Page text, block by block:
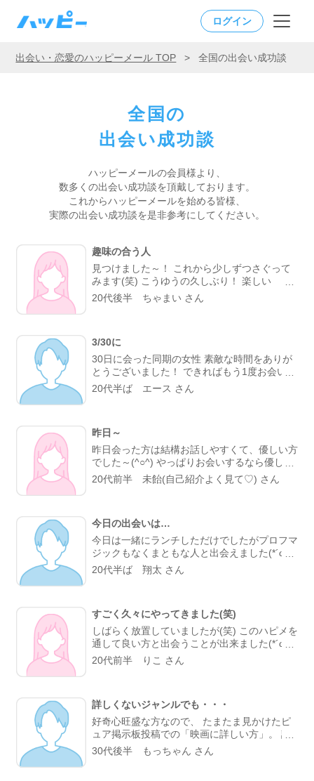
ログイン
出会い・恋愛のハッピーメール TOP > 全国の出会い成功談
全国の
出会い成功談
ハッピーメールの会員様より、
数多くの出会い成功談を頂戴しております。
これからハッピーメールを始める皆様、
実際の出会い成功談を是非参考にしてください。
趣味の合う人
見つけました～！ これから少しずつさぐって
みます(笑) こうゆうの久しぶり！ 楽しい
～！！！
20代後半 ちゃまい さん
3/30に
30日に会った同期の女性 素敵な時間をありが
とうございました！ できればもう1度お会いし
たいですがサイトやめちゃったっぽい“〇|￣|＿
どこかでまた縁があればいいなぁ！
20代半ば エース さん
昨日～
昨日会った方は結構お話しやすくて、優しい方
でした～(^○^) やっぱりお会いするなら優しい
人とか話やすい人がいいね★
20代前半 未飴(自己紹介よく見て♡) さん
今日の出会いは…
今日は一緒にランチしただけでしたがプロフマ
ジックもなくまともな人と出会えました(*´ω｀
*) 次はもうちょっと長く遊びに行きたいなーと
も思ったけど、それぐらいの方が次の楽しみも
20代半ば 翔太 さん
すごく久々にやってきました(笑)
しばらく放置していましたが(笑) このハピメを
通して良い方と出会うことが出来ました(*´ω｀
*) 出会いを求めてというより恋の相談相手を探
していたのですが(笑) 気づいたら1年半も一緒
したが、そのおかげでいい出会いがありました
(*´ω｀*) 今後はのろけさせてもらう場として利
用させていただきます(笑)
20代前半 りこ さん
詳しくないジャンルでも・・・
好奇心旺盛な方なので、 たまたま見かけたピ
ュア掲示板投稿での「映画に詳しい方」。 詳
しくないんだけど、 映画のお誘いの投稿をし
てた事もあり、 ぶっちゃけて相手の方に話し
30代後半 もっちゃん さん